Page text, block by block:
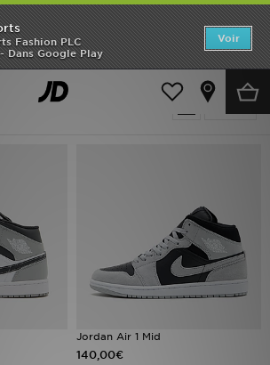
Fashion PLC
Dans Google Play
Voir
Baskets
Jordan Air 1 Mid
140,00€